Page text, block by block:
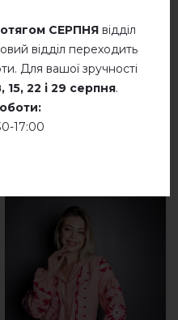
СЕРПНЯвідділ
відділ переходить
Для вашої зручності
15, 22 і 29 серпня.
17:00